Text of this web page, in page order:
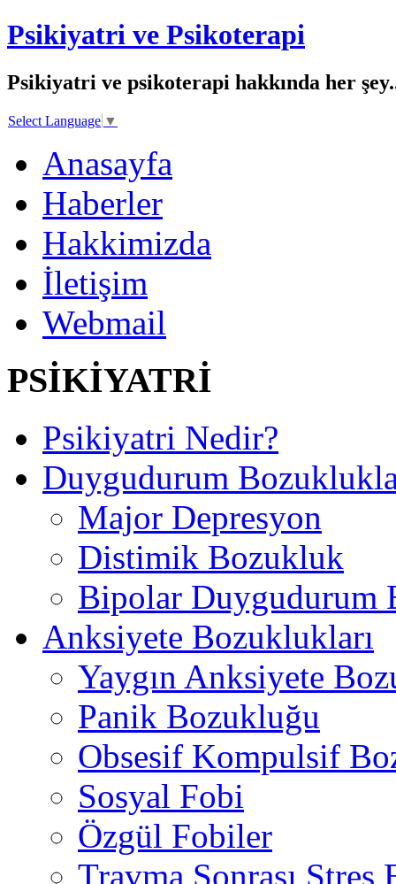
Psikiyatri ve Psikoterapi
Psikiyatri ve psikoterapi hakkında her
Select Language ▼
Anasayfa
Haberler
Hakkimizda
İletişim
Webmail
PSİKİYATRİ
Psikiyatri Nedir?
Duygudurum
Major Depresyon
Distimik Bozukluk
Bipolar Duygudurum
Anksiyete Bozuklukları
Yaygın Anksiyete
Panik Bozukluğu
Obsesif Kompulsif
Sosyal Fobi
Özgül Fobiler
Travma Sonrası Stres